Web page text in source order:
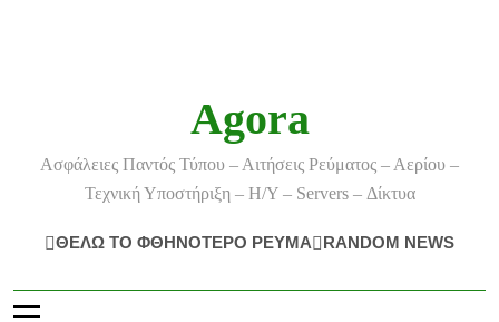
Agora
Ασφάλειες Παντός Τύπου – Αιτήσεις Ρεύματος – Αερίου –
Τεχνική Υποστήριξη – Η/Υ – Servers – Δίκτυα
ΘΕΛΩ ΤΟ ΦΘΗΝΟΤΕΡΟ ΡΕΥΜΑ RANDOM NEWS